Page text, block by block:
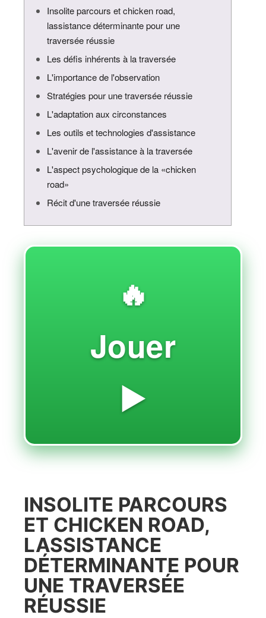
Insolite parcours et chicken road,
lassistance déterminante pour une
traversée réussie
Les défis inhérents à la traversée
L'importance de l'observation
Stratégies pour une traversée réussie
L'adaptation aux circonstances
Les outils et technologies d'assistance
L'avenir de l'assistance à la traversée
L'aspect psychologique de la «chicken
road»
Récit d'une traversée réussie
🔥
Jouer
▶️
INSOLITE PARCOURS
ET CHICKEN ROAD,
LASSISTANCE
DÉTERMINANTE POUR
UNE TRAVERSÉE
RÉUSSIE